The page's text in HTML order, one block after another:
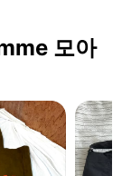
모아